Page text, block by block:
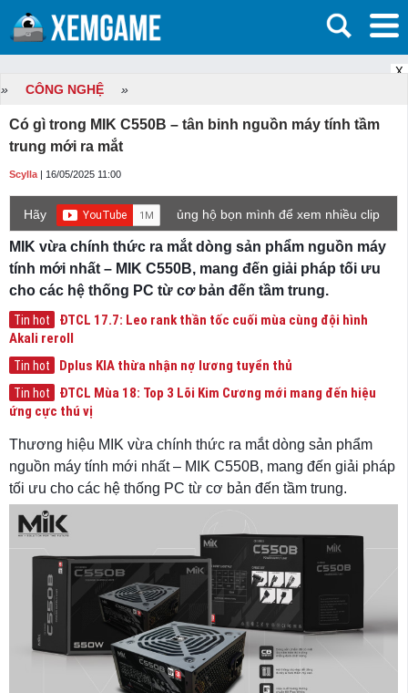
X
» CÔNG NGHỆ »
Có gì trong MIK C550B – tân binh nguồn máy tính tầm
trung mới ra mắt
Scylla | 16/05/2025 11:00
Hãy
ủng hộ bọn mình để xem nhiều clip
game mới hơn nhé!
MIK vừa chính thức ra mắt dòng sản phẩm nguồn máy
tính mới nhất – MIK C550B, mang đến giải pháp tối ưu
cho các hệ thống PC từ cơ bản đến tầm trung.
Tin hot
ĐTCL 17.7: Leo rank thần tốc cuối mùa cùng đội hình
Akali reroll
Tin hot Dplus KIA thừa nhận nợ lương tuyển thủ
Tin hot
ĐTCL Mùa 18: Top 3 Lõi Kim Cương mới mang đến hiệu
ứng cực thú vị
Thương hiệu MIK vừa chính thức ra mắt dòng sản phẩm
nguồn máy tính mới nhất – MIK C550B, mang đến giải pháp
tối ưu cho các hệ thống PC từ cơ bản đến tầm trung.